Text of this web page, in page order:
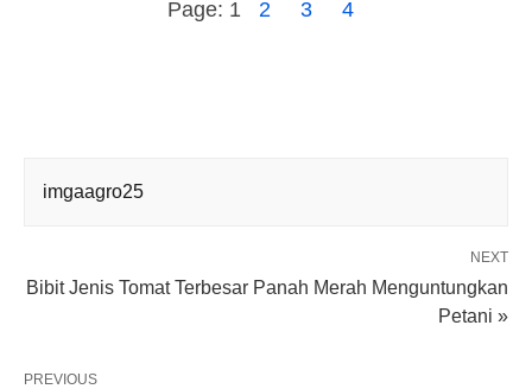
Page: 1 2 3 4
imgaagro25
NEXT
Bibit Jenis Tomat Terbesar Panah Merah Menguntungkan
Petani »
PREVIOUS